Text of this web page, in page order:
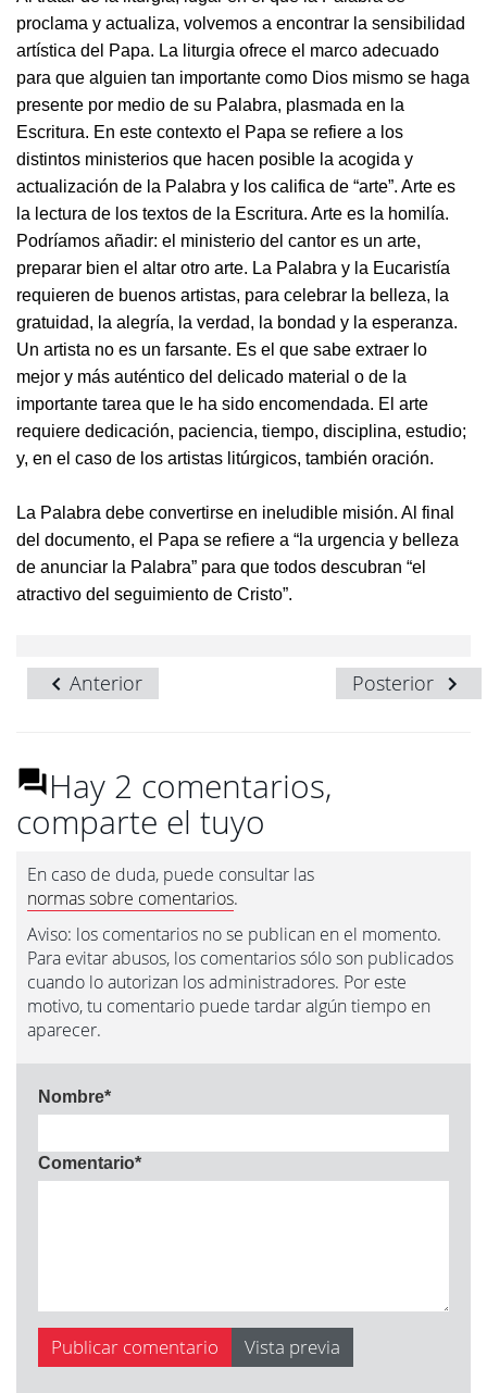
proclama y actualiza, volvemos a encontrar la sensibilidad
artística del Papa. La liturgia ofrece el marco adecuado
para que alguien tan importante como Dios mismo se haga
presente por medio de su Palabra, plasmada en la
Escritura. En este contexto el Papa se refiere a los
distintos ministerios que hacen posible la acogida y
actualización de la Palabra y los califica de “arte”. Arte es
la lectura de los textos de la Escritura. Arte es la homilía.
Podríamos añadir: el ministerio del cantor es un arte,
preparar bien el altar otro arte. La Palabra y la Eucaristía
requieren de buenos artistas, para celebrar la belleza, la
gratuidad, la alegría, la verdad, la bondad y la esperanza.
Un artista no es un farsante. Es el que sabe extraer lo
mejor y más auténtico del delicado material o de la
importante tarea que le ha sido encomendada. El arte
requiere dedicación, paciencia, tiempo, disciplina, estudio;
y, en el caso de los artistas litúrgicos, también oración.
La Palabra debe convertirse en ineludible misión. Al final
del documento, el Papa se refiere a “la urgencia y belleza
de anunciar la Palabra” para que todos descubran “el
atractivo del seguimiento de Cristo”.
Posterior
Anterior
Hay 2 comentarios,
comparte el tuyo
En caso de duda, puede consultar las
normas sobre comentarios.
Aviso: los comentarios no se publican en el momento.
Para evitar abusos, los comentarios sólo son publicados
cuando lo autorizan los administradores. Por este
motivo, tu comentario puede tardar algún tiempo en
aparecer.
Nombre*
Comentario*